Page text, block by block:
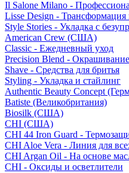
Il Salone Milano -
Lisse Design - Трансформация
Style Stories - Укладка с
American Crew (США)
Classic - Ежедневный уход
Precision Blend -
Shave - Средства для бритья
Styling - Укладка и стайлинг
Authentic Beauty Concept
Batiste (Великобритания)
Biosilk (США)
CHI (США)
CHI 44 Iron Guard -
CHI Aloe Vera - Линия для
CHI Argan Oil - На основе
CHI - Оксиды и осветлители